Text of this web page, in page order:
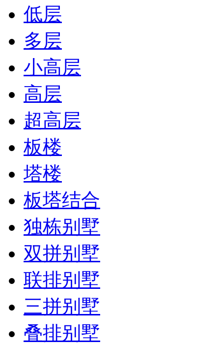
低层
多层
小高层
高层
超高层
板楼
塔楼
板塔结合
独栋别墅
双拼别墅
联排别墅
三拼别墅
叠排别墅